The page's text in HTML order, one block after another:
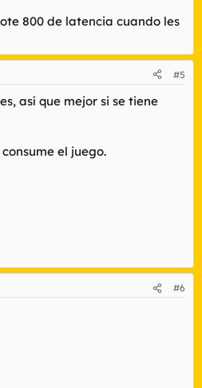
800 de latencia cuando les
#5
así que mejor si se tiene
el juego.
#6